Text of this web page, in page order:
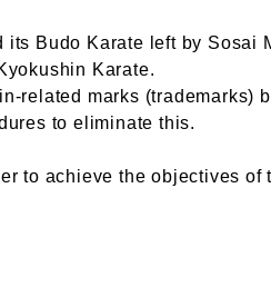
Budo Karate left by Sosai
Karate.
related marks (trademarks)
to eliminate this.
to achieve the objectives of